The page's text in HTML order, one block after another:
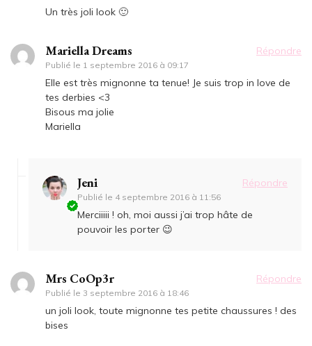
Un très joli look 🙂
Mariella Dreams
Publié le 1 septembre 2016 à 09:17
Répondre
Elle est très mignonne ta tenue! Je suis trop in love de
tes derbies <3
Bisous ma jolie
Mariella
Jeni
Publié le 4 septembre 2016 à 11:56
Répondre
Merciiiii ! oh, moi aussi j’ai trop hâte de
pouvoir les porter 😉
Mrs CoOp3r
Publié le 3 septembre 2016 à 18:46
Répondre
un joli look, toute mignonne tes petite chaussures ! des
bises